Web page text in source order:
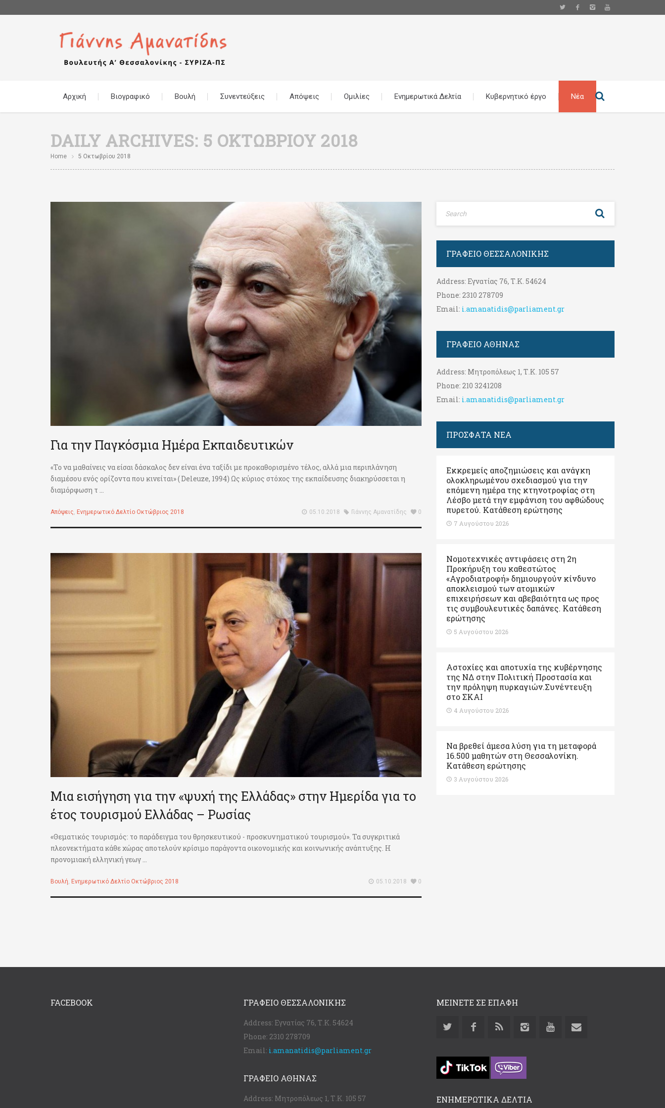
Αρχική Βιογραφικό Βουλή Συνεντεύξεις Απόψεις Ομιλίες Ενημερωτικά Δελτία Κυβερνητικό έργο Νέα
DAILY ARCHIVES: 5 ΟΚΤΩΒΡΊΟΥ 2018
Home 5 Οκτωβρίου 2018
Για την Παγκόσμια Ημέρα Εκπαιδευτικών
«Το να μαθαίνεις να είσαι δάσκαλος δεν είναι ένα ταξίδι με προκαθορισμένο τέλος, αλλά μια περιπλάνηση
διαμέσου ενός ορίζοντα που κινείται» ( Deleuze, 1994) Ως κύριος στόχος της εκπαίδευσης διακηρύσσεται η
διαμόρφωση τ ...
Απόψεις, Ενημερωτικό Δελτίο Οκτώβριος 2018 05.10.2018 Γιάννης Αμανατίδης 0
Μια εισήγηση για την «ψυχή της Ελλάδας» στην Ημερίδα για το
έτος τουρισμού Ελλάδας – Ρωσίας
«Θεματικός τουρισμός: το παράδειγμα του θρησκευτικού - προσκυνηματικού τουρισμού». Τα συγκριτικά
πλεονεκτήματα κάθε χώρας αποτελούν κρίσιμο παράγοντα οικονομικής και κοινωνικής ανάπτυξης. Η
προνομιακή ελληνική γεωγ ...
Βουλή, Ενημερωτικό Δελτίο Οκτώβριος 2018 05.10.2018 0
ΓΡΑΦΕΊΟ ΘΕΣΣΑΛΟΝΊΚΗΣ
Address: Εγνατίας 76, Τ.Κ. 54624
Phone: 2310 278709
Email: i.amanatidis@parliament.gr
ΓΡΑΦΕΊΟ ΑΘΉΝΑΣ
Address: Μητροπόλεως 1, Τ.Κ. 105 57
Phone: 210 3241208
Email: i.amanatidis@parliament.gr
ΠΡΟΣΦΑΤΑ ΝΕΑ
Εκκρεμείς αποζημιώσεις και ανάγκη
ολοκληρωμένου σχεδιασμού για την
επόμενη ημέρα της κτηνοτροφίας στη
Λέσβο μετά την εμφάνιση του αφθώδους
πυρετού. Kατάθεση ερώτησης
7 Αυγούστου 2026
Νομοτεχνικές αντιφάσεις στη 2η
Προκήρυξη του καθεστώτος
«Αγροδιατροφή» δημιουργούν κίνδυνο
αποκλεισμού των ατομικών
επιχειρήσεων και αβεβαιότητα ως προς
τις συμβουλευτικές δαπάνες. Κατάθεση
ερώτησης
5 Αυγούστου 2026
Αστοχίες και αποτυχία της κυβέρνησης
της ΝΔ στην Πολιτική Προστασία και
την πρόληψη πυρκαγιών.Συνέντευξη
στο ΣΚΑΙ
4 Αυγούστου 2026
Να βρεθεί άμεσα λύση για τη μεταφορά
16.500 μαθητών στη Θεσσαλονίκη.
Κατάθεση ερώτησης
3 Αυγούστου 2026
FACEBOOK ΓΡΑΦΕΊΟ ΘΕΣΣΑΛΟΝΊΚΗΣ
Address: Εγνατίας 76, Τ.Κ. 54624
Phone: 2310 278709
Email: i.amanatidis@parliament.gr
ΓΡΑΦΕΊΟ ΑΘΉΝΑΣ
Address: Μητροπόλεως 1, Τ.Κ. 105 57
ΜΕΙΝΕΤΕ ΣΕ ΕΠΑΦΗ
ΕΝΗΜΕΡΩΤΙΚΑ ΔΕΛΤΙΑ